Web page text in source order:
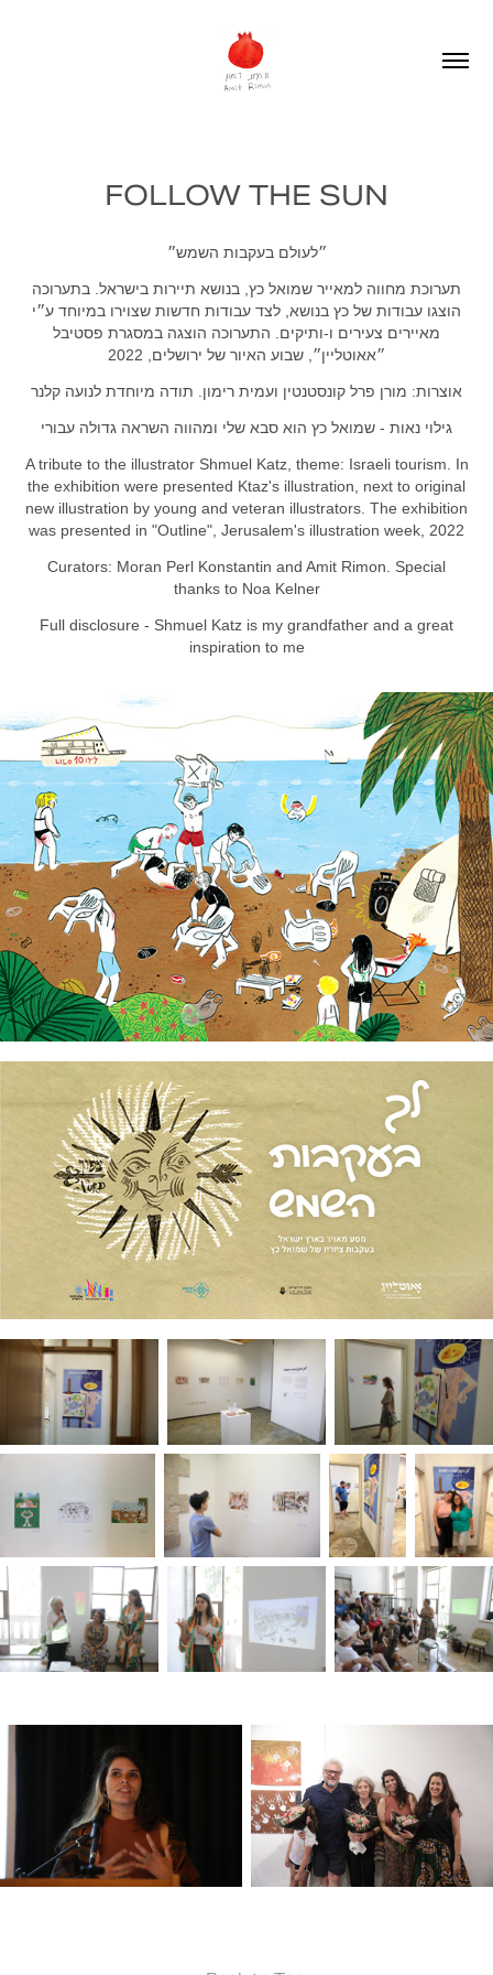
FOLLOW THE SUN
״לעולם בעקבות השמש״
תערוכת מחווה למאייר שמואל כץ, בנושא תיירות בישראל. בתערוכה
הוצגו עבודות של כץ בנושא, לצד עבודות חדשות שצוירו במיוחד ע״י
מאיירים צעירים ו-ותיקים. התערוכה הוצגה במסגרת פסטיבל
״אאוטליין״, שבוע האיור של ירושלים, 2022
אוצרות: מורן פרל קונסטנטין ועמית רימון. תודה מיוחדת לנועה קלנר
גילוי נאות - שמואל כץ הוא סבא שלי ומהווה השראה גדולה עבורי
A tribute to the illustrator Shmuel Katz, theme: Israeli tourism. In
the exhibition were presented Ktaz's illustration, next to original
new illustration by young and veteran illustrators. The exhibition
was presented in "Outline", Jerusalem's illustration week, 2022
Curators: Moran Perl Konstantin and Amit Rimon. Special
thanks to Noa Kelner
Full disclosure - Shmuel Katz is my grandfather and a great
inspiration to me